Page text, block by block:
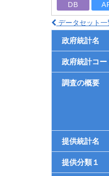
DB
データセット一
政府統計名
政府統計コー
調査の概要
提供統計名
提供分類１